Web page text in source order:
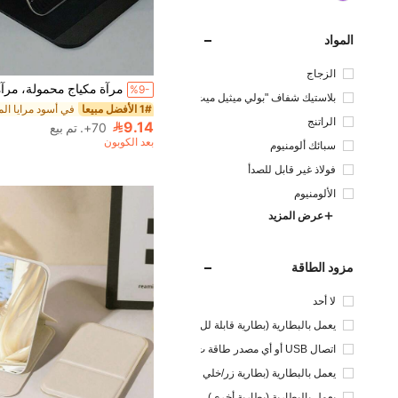
المواد
الزجاج
بلاستيك شفاف "بولي ميثيل ميث
اكريلات "
الراتنج
سبائك ألومنيوم
فولاذ غير قابل للصدأ
الألومنيوم
عرض المزيد
مزود الطاقة
لا أحد
يعمل بالبطارية (بطارية قابلة لل
شحن)
اتصال USB أو أي مصدر طاقة ت
يار مستمر آخر
يعمل بالبطارية (بطارية زر/خلي
%9-
1# الأفضل مبيعا
9.14 70+. تم بيع
بعد الكوبون